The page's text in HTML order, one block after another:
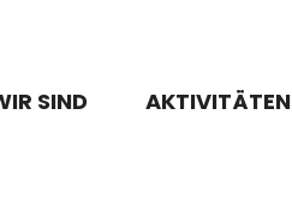
SIND AKTIVITÄTEN